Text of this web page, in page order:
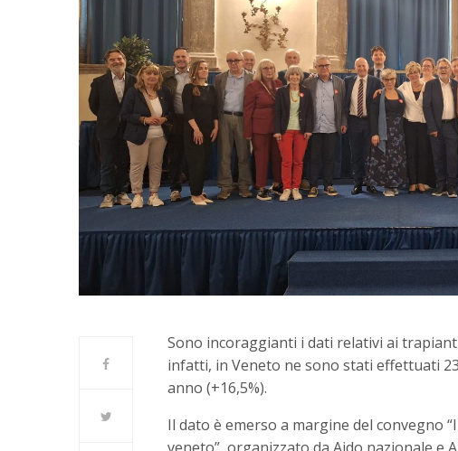
Sono incoraggianti i dati relativi ai
infatti, in Veneto ne sono stati effettuati
anno (+16,5%).
Il dato è emerso a margine del convegno